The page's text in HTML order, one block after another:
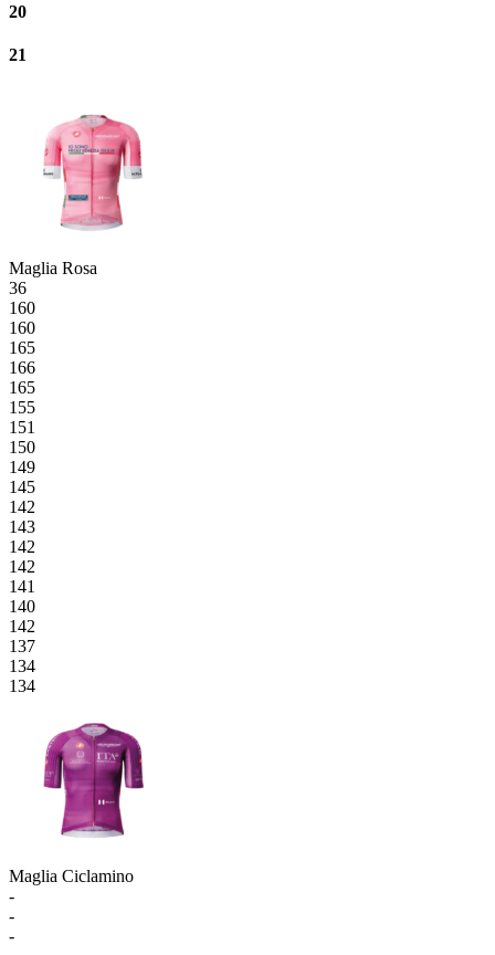
20
21
Maglia Rosa
36
160
160
165
166
165
155
151
150
149
145
142
143
142
142
141
140
142
137
134
134
Maglia Ciclamino
-
-
-